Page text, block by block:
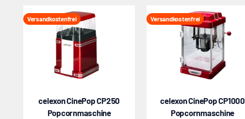
Versandkostenfrei
celexon CinePop CP250
Popcornmaschine
Versandkostenfrei
celexon CinePop CP1000
Popcornmaschine